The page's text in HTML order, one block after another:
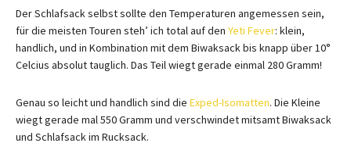
Der Schlafsack selbst sollte den Temperaturen angemessen sein,
für die meisten Touren steh’ ich total auf den Yeti Fever: klein,
handlich, und in Kombination mit dem Biwaksack bis knapp über 10°
Celcius absolut tauglich. Das Teil wiegt gerade einmal 280 Gramm!
Genau so leicht und handlich sind die Exped-Isomatten. Die Kleine
wiegt gerade mal 550 Gramm und verschwindet mitsamt Biwaksack
und Schlafsack im Rucksack.